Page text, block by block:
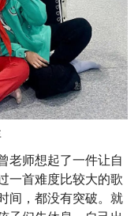
老师想起了一件让自
一首难度比较大的歌
间，都没有突破。就